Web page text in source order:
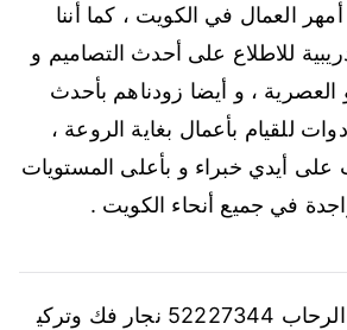
العمال في الكويت ، كما أننا
للاطلاع على أحدث التصاميم و
العصرية ، و أيضا زودناهم بأحدث
للقيام بأعمال بغاية الروعة ،
على أيدي خبراء و بأعلى المستويات
في جميع أنحاء الكويت .
تركيب اثاث ايكيا الرحاب 52227344 نجار فك وتركي